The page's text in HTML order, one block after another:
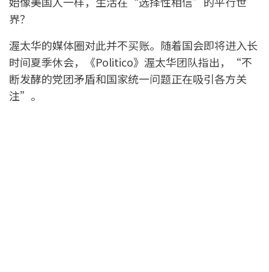
界？
渥太华的媒体圈对此并不买账。随着国会即将进入长
时间夏季休会，《Politico》渥太华团队指出，“不
断发酵的党团矛盾和国家统一问题正在吸引各方关
注”。